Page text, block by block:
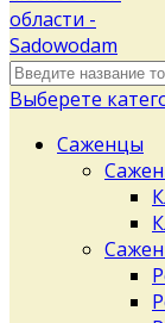
Выберете
Саженцы